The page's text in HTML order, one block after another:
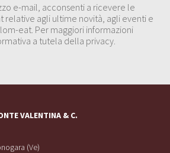
e-mail, acconsenti a ricevere le
relative agli ultime novità, agli eventi e
eat. Per maggiori informazioni
a tutela della privacy.
VALENTINA & C.
(Ve)